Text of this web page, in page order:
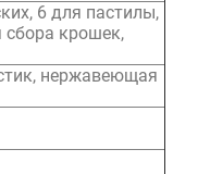
6 для пастилы,
сбора крошек,
нержавеющая